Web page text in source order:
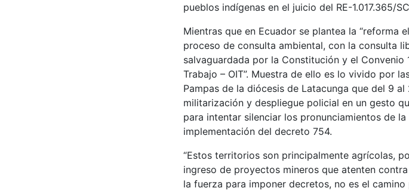
pueblos indígenas en el juicio del RE-1.017.365/
Mientras que en Ecuador se plantea la “reforma
proceso de consulta ambiental, con la consulta
salvaguardada por la Constitución y el
Trabajo – OIT”. Muestra de ello es lo vivido por
Pampas de la diócesis de Latacunga que del 9
militarización y despliegue policial en un gesto
para intentar silenciar los pronunciamientos de
implementación del decreto 754.
“Estos territorios son principalmente agrícolas,
ingreso de proyectos mineros que atenten
la fuerza para imponer decretos, no es el